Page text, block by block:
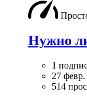
Нужно
1
27 февр.
514